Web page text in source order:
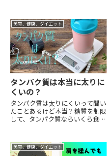
美容、健康、ダイエット
タンパク質は本当に太りに
くいの？
タンパク質は太りにくいって聞い
たことあるけど本当？糖質を制限
して、タンパク質ならいくら食べ
いますが、本当のところはどうな
の？ということで、今回はタンパ
美容、健康、ダイエット